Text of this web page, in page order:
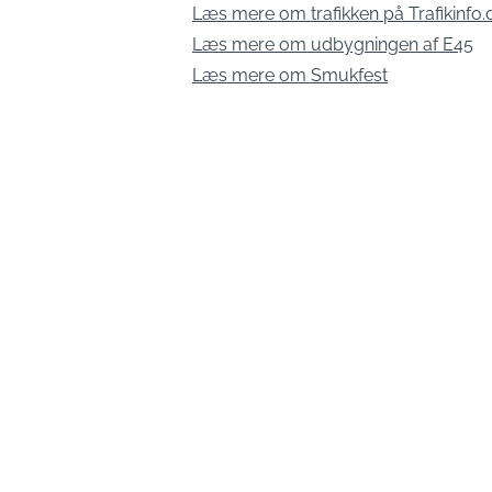
Læs mere om trafikken på
Læs mere om udbygningen af E45
Læs mere om Smukfest